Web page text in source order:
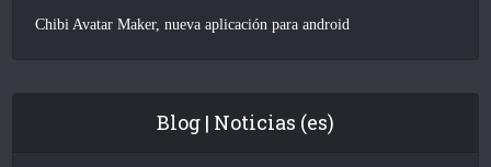
Chibi Avatar Maker, nueva aplicación para android
Blog | Noticias (es)